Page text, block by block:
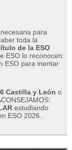
para
toda la
de la ESO
ESO lo reconocen:
ESO para inentar
Castilla y León o
estudiando
ESO 2026.